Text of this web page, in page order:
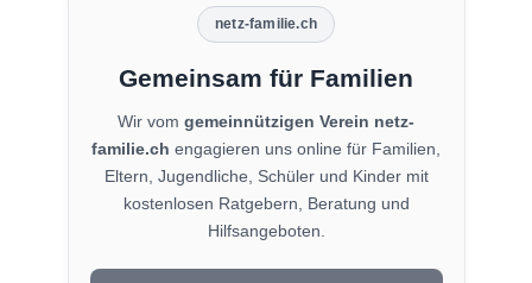
netz-familie.ch
Gemeinsam für Familien
Wir vom gemeinnützigen Verein netz-
familie.ch engagieren uns online für Familien,
Eltern, Jugendliche, Schüler und Kinder mit
kostenlosen Ratgebern, Beratung und
Hilfsangeboten.